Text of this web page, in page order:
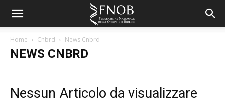
Home Cnbrd News Cnbrd
NEWS CNBRD
Nessun Articolo da visualizzare